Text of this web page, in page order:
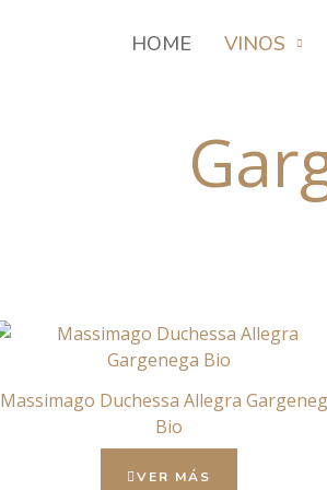
HOME VINOS
Massimago Duchessa Allegra
Bio
VER MÁS